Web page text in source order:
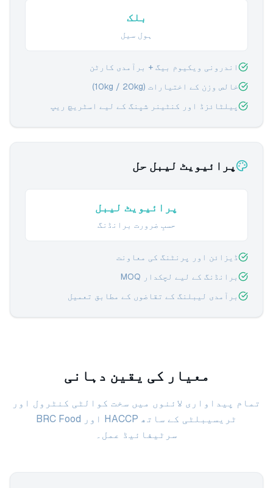
بلک
ہول سیل
اندرونی ویکیوم بیگ + برآمدی کارٹن
خالص وزن کے اختیارات (10kg / 20kg)
پیلٹائزڈ اور کنٹینر شپنگ کے لیے اسٹریچ ریپ
پرائیویٹ لیبل حل
پرائیویٹ لیبل
حسبِ ضرورت برانڈنگ
ڈیزائن اور پرنٹنگ کی معاونت
برانڈنگ کے لیے لچکدار MOQ
برآمدی لیبلنگ کے تقاضوں کے مطابق تعمیل
معیار کی یقین دہانی
تمام پیداواری لائنوں میں سخت کوالٹی کنٹرول اور
ٹریسیبلٹی کے ساتھ HACCP اور BRC Food
سرٹیفائیڈ عمل۔